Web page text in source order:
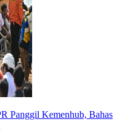
Panggil Kemenhub, Bahas